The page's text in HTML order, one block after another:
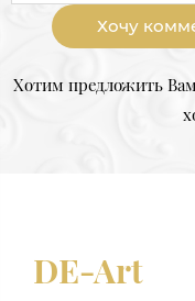
Хочу
Хотим предложить
DE-Art